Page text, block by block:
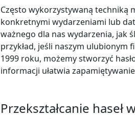
Często wykorzystywaną techniką
konkretnymi wydarzeniami lub
ważnego dla nas wydarzenia, jak
przykład, jeśli naszym ulubionym
1999 roku, możemy stworzyć
informacji ułatwia
Przekształcanie haseł